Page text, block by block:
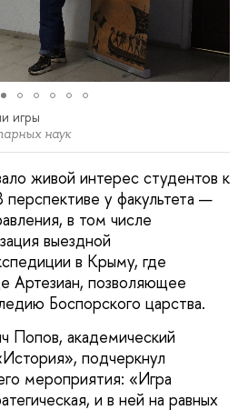
игры
наук
живой интерес студентов к
перспективе у факультета —
в том числе
выездной
в Крыму, где
Артезиан, позволяющее
Боспорского царства.
Попов, академический
подчеркнул
мероприятия: «Игра
и в ней на равных